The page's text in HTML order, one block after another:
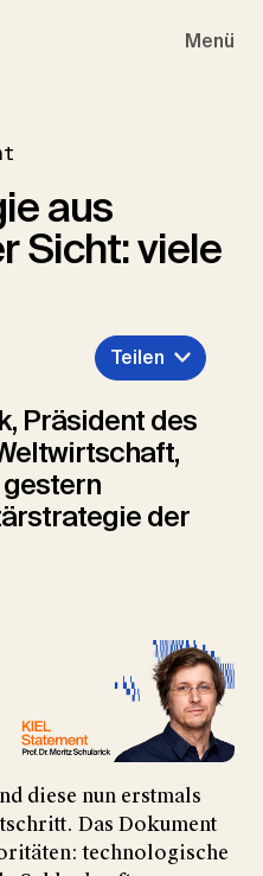
Menü
aus
Sicht: viele
Teilen
Präsident des
der
diese nun erstmals
Das Dokument
technologische